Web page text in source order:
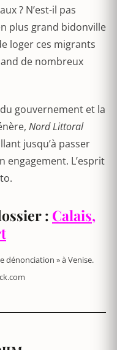
? N’est-il pas
plus grand bidonville
loger ces migrants
de nombreux
gouvernement et la
Nord Littoral
jusqu’à passer
L’esprit
: Calais,
dénonciation » à Venise.